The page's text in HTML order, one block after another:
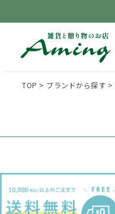
TOP ブランドから探す